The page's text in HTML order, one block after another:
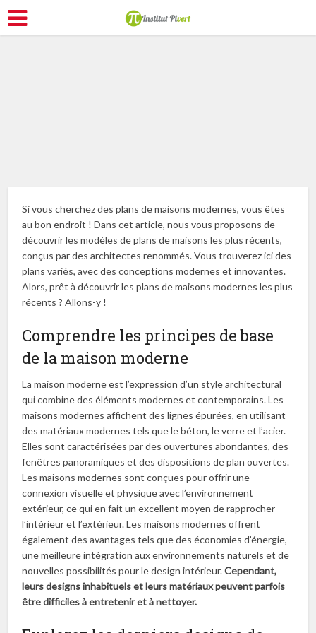
Si vous cherchez des plans de maisons modernes, vous êtes
au bon endroit ! Dans cet article, nous vous proposons de
découvrir les modèles de plans de maisons les plus récents,
conçus par des architectes renommés. Vous trouverez ici des
plans variés, avec des conceptions modernes et innovantes.
Alors, prêt à découvrir les plans de maisons modernes les plus
récents ? Allons-y !
Comprendre les principes de base
de la maison moderne
La maison moderne est l’expression d’un style architectural
qui combine des éléments modernes et contemporains. Les
maisons modernes affichent des lignes épurées, en utilisant
des matériaux modernes tels que le béton, le verre et l’acier.
Elles sont caractérisées par des ouvertures abondantes, des
fenêtres panoramiques et des dispositions de plan ouvertes.
Les maisons modernes sont conçues pour offrir une
connexion visuelle et physique avec l’environnement
extérieur, ce qui en fait un excellent moyen de rapprocher
l’intérieur et l’extérieur. Les maisons modernes offrent
également des avantages tels que des économies d’énergie,
une meilleure intégration aux environnements naturels et de
nouvelles possibilités pour le design intérieur.Cependant,
leurs designs inhabituels et leurs matériaux peuvent parfois
être difficiles à entretenir et à nettoyer.